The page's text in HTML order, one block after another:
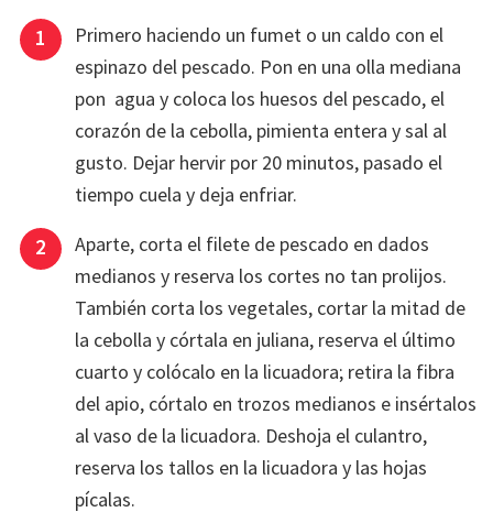
Primero haciendo un fumet o un caldo con el
espinazo del pescado. Pon en una olla mediana
pon agua y coloca los huesos del pescado, el
corazón de la cebolla, pimienta entera y sal al
gusto. Dejar hervir por 20 minutos, pasado el
tiempo cuela y deja enfriar.
Aparte, corta el filete de pescado en dados
medianos y reserva los cortes no tan prolijos.
También corta los vegetales, cortar la mitad de
la cebolla y córtala en juliana, reserva el último
cuarto y colócalo en la licuadora; retira la fibra
del apio, córtalo en trozos medianos e insértalos
al vaso de la licuadora. Deshoja el culantro,
reserva los tallos en la licuadora y las hojas
pícalas.